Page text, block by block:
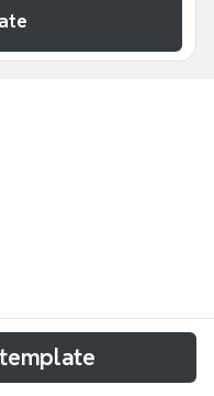
Xmind
специалистов и